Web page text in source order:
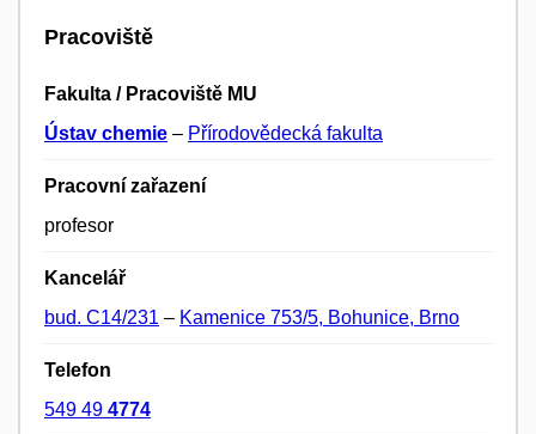
Pracoviště
Fakulta / Pracoviště MU
Ústav chemie – Přírodovědecká fakulta
Pracovní zařazení
profesor
Kancelář
bud. C14/231 – Kamenice 753/5, Bohunice, Brno
Telefon
549 49 4774